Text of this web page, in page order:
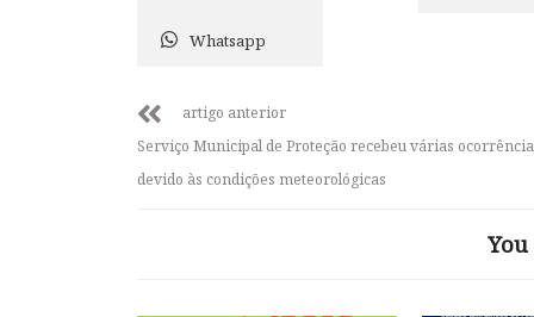
Whatsapp
artigo anterior
Serviço Municipal de Proteção recebeu várias
devido às condições meteorológicas